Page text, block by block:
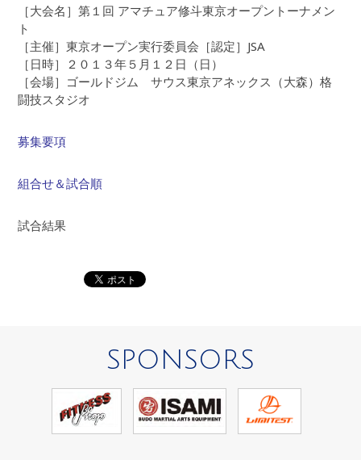
［大会名］第１回 アマチュア修斗東京オープントーナメン
ト
［主催］東京オープン実行委員会［認定］JSA
［日時］２０１３年５月１２日（日）
［会場］ゴールドジム サウス東京アネックス（大森）格
闘技スタジオ
募集要項
組合せ＆試合順
試合結果
SPONSORS